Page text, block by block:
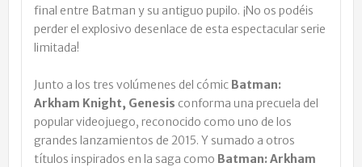
final entre Batman y su antiguo pupilo. ¡No os podéis
perder el explosivo desenlace de esta espectacular serie
limitada!
Junto a los tres volúmenes del cómic Batman:
Arkham Knight, Genesis conforma una precuela del
popular videojuego, reconocido como uno de los
grandes lanzamientos de 2015. Y sumado a otros
títulos inspirados en la saga como Batman: Arkham